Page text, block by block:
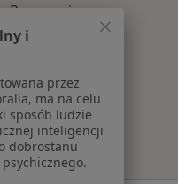
Rzeszowie
i
przez
ma na celu
sposób ludzie
inteligencji
dobrostanu